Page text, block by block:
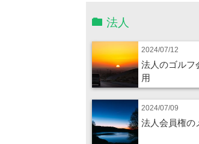
法人
2024/07/12
法人のゴルフ
用
2024/07/09
法人会員権の